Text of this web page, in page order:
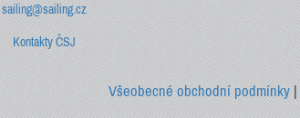
sailing@sailing.cz
Kontakty ČSJ
Všeobecné obchodní podmínky|